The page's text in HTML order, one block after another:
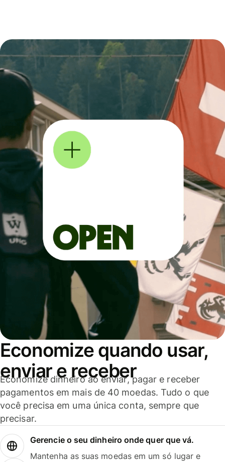
Economize quando usar,
enviar e receber
Economize dinheiro ao enviar, pagar e receber
pagamentos em mais de 40 moedas. Tudo o que
você precisa em uma única conta, sempre que
precisar.
Gerencie o seu dinheiro onde quer que vá.
Mantenha as suas moedas em um só lugar e